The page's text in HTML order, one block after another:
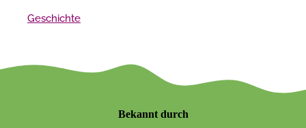
Geschichte
Bekannt durch